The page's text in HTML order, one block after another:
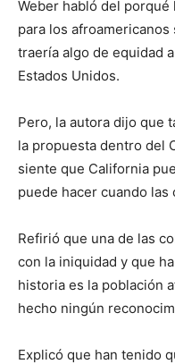
Weber habló del
para los
traería algo de equidad
Estados Unidos.
Pero, la autora dijo que
la propuesta dentro del
siente que California
puede hacer cuando
Refirió que una de las
con la iniquidad y que
historia es la población
hecho ningún
Explicó que han tenido